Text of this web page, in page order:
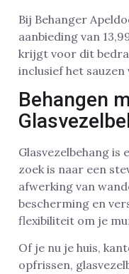
Bij Behanger
aanbieding van
krijgt voor dit
inclusief het sauzen
Behangen
Glasvezelbehang is
zoek is naar een
afwerking van
bescherming en
flexibiliteit om je
Of je nu je huis,
opfrissen,